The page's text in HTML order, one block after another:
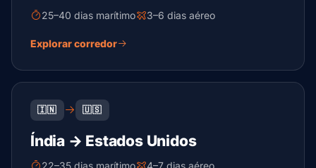
25–40 dias marítimo 3–6 dias aéreo
Explorar corredor
🇮🇳 🇺🇸
Índia → Estados Unidos
22–35 dias marítimo 4–7 dias aéreo